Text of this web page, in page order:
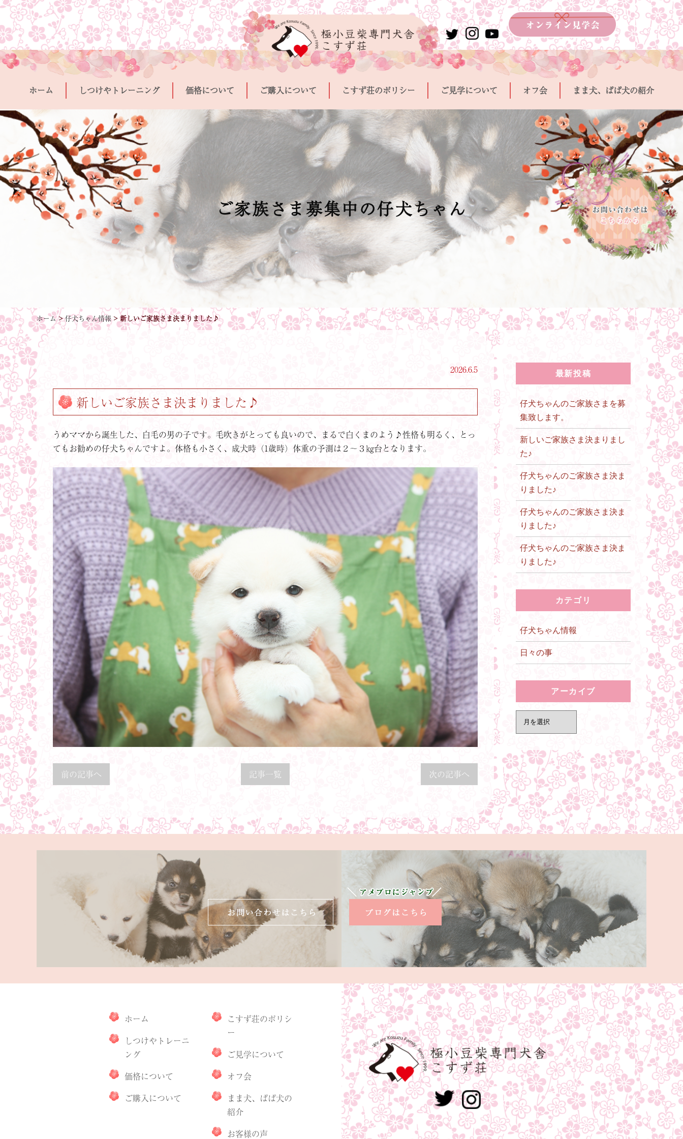
ホーム しつけやトレーニング 価格について ご購入について こすず荘のポリシー ご見学について オフ会 まま犬、ぱぱ犬の紹介
ご家族さま募集中の仔犬ちゃん
ホーム>仔犬ちゃん情報> 新しいご家族さま決まりました♪
2026.6.5
新しいご家族さま決まりました♪
うめママから誕生した、白毛の男の子です。毛吹きがとっても良いので、まるで白くまのよう♪性格も明るく、とっ
てもお勧めの仔犬ちゃんですよ。体格も小さく、成犬時（1歳時）体重の予測は２～３㎏台となります。
前の記事へ 記事一覧 次の記事へ
最新投稿
仔犬ちゃんのご家族さまを募
集致します。
新しいご家族さま決まりまし
た♪
仔犬ちゃんのご家族さま決ま
りました♪
仔犬ちゃんのご家族さま決ま
りました♪
仔犬ちゃんのご家族さま決ま
りました♪
カテゴリ
仔犬ちゃん情報
日々の事
アーカイブ
ホーム
しつけやトレーニ
ング
価格について
ご購入について
こすず荘のポリシ
ー
ご見学について
オフ会
まま犬、ぱぱ犬の
紹介
お客様の声